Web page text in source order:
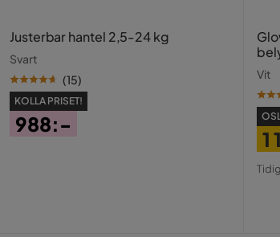
Justerbar hantel 2,5-24 kg
Svart
(15)
KOLLA PRISET!
988:-
Vit
1